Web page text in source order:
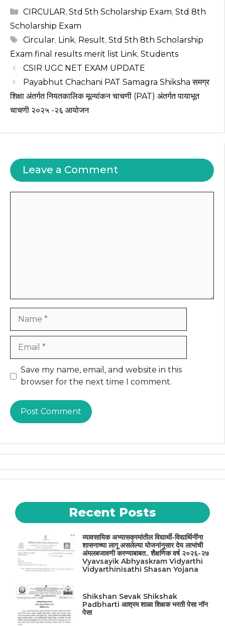
a
ts
A
p
p
c
e
b
o
o
k
e
g
ra
m
it
r
te
st
Categories
CIRCULAR, Std 5th Scholarship Exam, Std 8th
Scholarship Exam
Tags
Circular, Link, Result, Std 5th 8th Scholarship
Exam final results merit list Link, Students
CSIR UGC NET EXAM UPDATE
Payabhut Chachani PAT Samagra Shiksha समग्र
शिक्षा अंतर्गत नियतकालिक मूल्यांकन चाचणी (PAT) अंतर्गत पायाभूत
चाचणी २०२५ -२६ आयोजन
Leave a Comment
Website
Save my name, email, and website in this
browser for the next time I comment.
Recent Posts
व्यावसायिक अभ्यासक्रमांतील विद्यार्थी-विद्यार्थिनींना
शासनाच्या लागू असलेल्या योजनांनुसार देय लाभांची
अंमलबजावणी करण्याबाबत.. शैक्षणिक वर्ष २०२६-२७
Vyavsayik Abhyaskram Vidyarthi
Vidyarthinisathi Shasan Yojana
Shikshan Sevak Shikshak
Padbharti आश्रम शाळा शिक्षक भरती पेसा नॉन
पेसा